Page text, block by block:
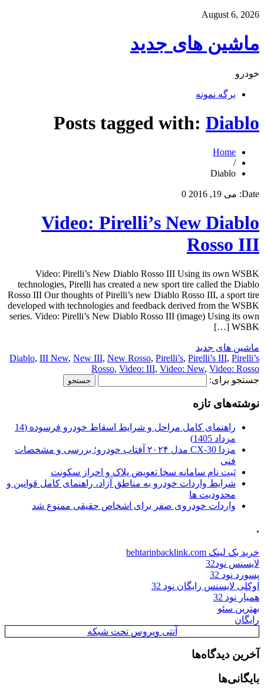
August 6, 2026
ماشین های جدید
خودرو
برگه نمونه
Posts tagged with: Diablo
Home
/
Diablo
Date: می 19, 2016 0
Video: Pirelli’s New Diablo
Rosso III
Video: Pirelli’s New Diablo Rosso III Using its own WSBK
technologies, Pirelli has created a new sport tire called the Diablo
Rosso III Our thoughts of Pirelli’s new Diablo Rosso III, a sport tire
developed with technologies and feedback derived from the WSBK
series. Video: Pirelli’s New Diablo Rosso III (image) Using its own
WSBK […]
ماشین های جدید
Diablo, III New, New III, New Rosso, Pirelli’s, Pirelli’s III, Pirelli’s
Rosso, Video: III, Video: New, Video: Rosso
جستجو برای:
نوشته‌های تازه
راهنمای کامل مراحل و شرایط اسقاط خودرو فرسوده (14
مرداد 1405)
مزدا CX-30 مدل ۲۰۲۴ آفتاب خودرو؛ بررسی و مشخصات
فنی
ثبت نام سامانه سخا تعویض پلاک و احراز سکونت
شرایط واردات خودرو به مناطق آزاد، راهنمای کامل قوانین و
محدودیت ها
واردات خودروی صفر برای اشخاص حقیقی ممنوع شد
.
خرید بک لینک behtarinbacklink.com
لایسنس نود32
پسورد نود 32
اوکلی لایسنس رایگان نود 32
همیار نود 32
بهترین سئو
رایگان
آنتی ویروس تحت شبکه
آخرین دیدگاه‌ها
بایگانی‌ها